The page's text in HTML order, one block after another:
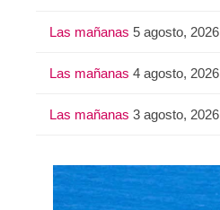
Las mañanas 5 agosto, 2026
Las mañanas 4 agosto, 2026
Las mañanas 3 agosto, 2026